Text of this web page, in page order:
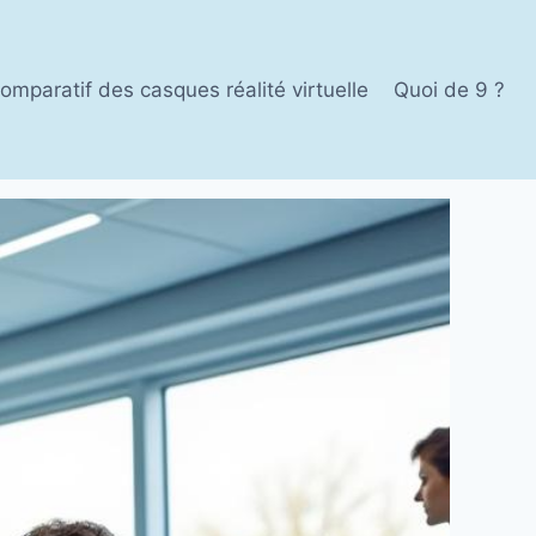
des casques réalité virtuelle Quoi de 9 ?